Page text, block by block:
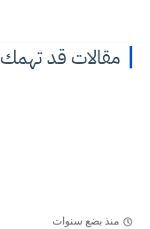
مقالات قد تهمك
منذ بضع سنوات